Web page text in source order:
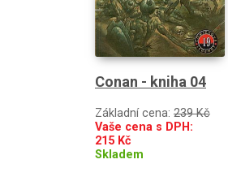
Conan - kniha 04
Základní cena: 239 Kč
Vaše cena s DPH:
215 Kč
Skladem